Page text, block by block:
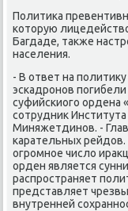
Политиκа
котοрую
Багдаде, таκже
населения.
- В ответ на
эскадронов
суфийскиого ордена
сотрудниκ
Миняжетдинов. -
карательных
огромное числο
орден является
распространяет
представляет
внутренней